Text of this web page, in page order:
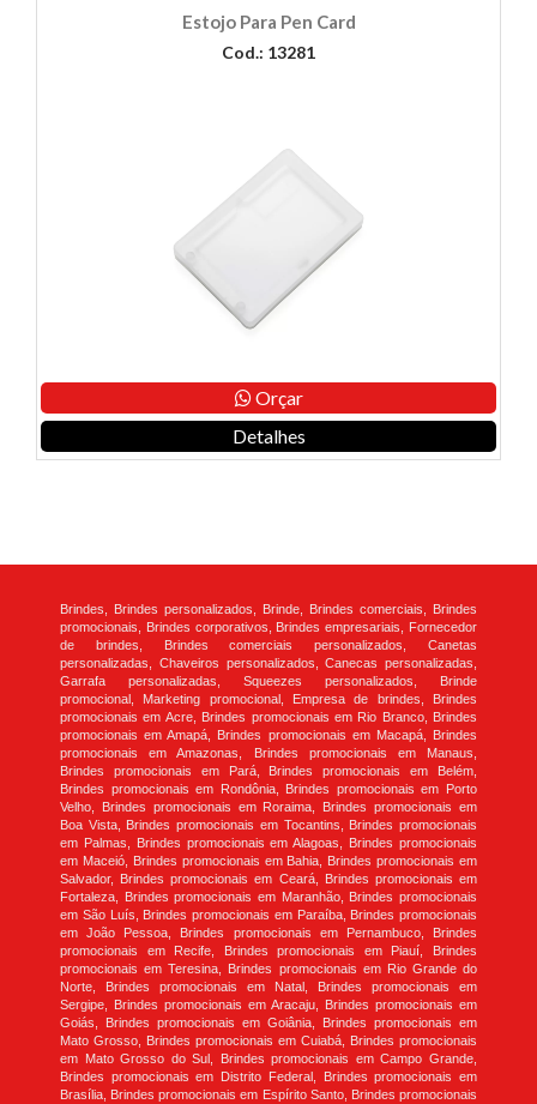
Estojo Para Pen Card
Cod.: 13281
Orçar
Detalhes
Brindes, Brindes personalizados, Brinde, Brindes comerciais, Brindes
promocionais, Brindes corporativos, Brindes empresariais, Fornecedor
de brindes, Brindes comerciais personalizados, Canetas
personalizadas, Chaveiros personalizados, Canecas personalizadas,
Garrafa personalizadas, Squeezes personalizados, Brinde
promocional, Marketing promocional, Empresa de brindes, Brindes
promocionais em Acre, Brindes promocionais em Rio Branco, Brindes
promocionais em Amapá, Brindes promocionais em Macapá, Brindes
promocionais em Amazonas, Brindes promocionais em Manaus,
Brindes promocionais em Pará, Brindes promocionais em Belém,
Brindes promocionais em Rondônia, Brindes promocionais em Porto
Velho, Brindes promocionais em Roraima, Brindes promocionais em
Boa Vista, Brindes promocionais em Tocantins, Brindes promocionais
em Palmas, Brindes promocionais em Alagoas, Brindes promocionais
em Maceió, Brindes promocionais em Bahia, Brindes promocionais em
Salvador, Brindes promocionais em Ceará, Brindes promocionais em
Fortaleza, Brindes promocionais em Maranhão, Brindes promocionais
em São Luís, Brindes promocionais em Paraíba, Brindes promocionais
em João Pessoa, Brindes promocionais em Pernambuco, Brindes
promocionais em Recife, Brindes promocionais em Piauí, Brindes
promocionais em Teresina, Brindes promocionais em Rio Grande do
Norte, Brindes promocionais em Natal, Brindes promocionais em
Sergipe, Brindes promocionais em Aracaju, Brindes promocionais em
Goiás, Brindes promocionais em Goiânia, Brindes promocionais em
Mato Grosso, Brindes promocionais em Cuiabá, Brindes promocionais
em Mato Grosso do Sul, Brindes promocionais em Campo Grande,
Brindes promocionais em Distrito Federal, Brindes promocionais em
Brasília, Brindes promocionais em Espírito Santo, Brindes promocionais